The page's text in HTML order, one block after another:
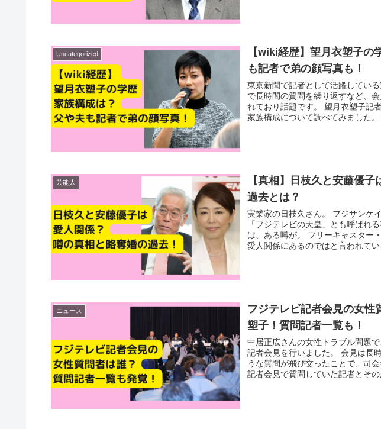
Uncategorized
【wiki経歴】望月衣塑子の
も記者で弟の顔写真も！
東京新聞で記者として活躍してい
で長時間の質問を繰り返すなど、
れており話題です。 望月衣塑子記
家族構成について調べてみました。
芸能人
【真相】日枝久と安藤優
過去とは？
実業家の日枝久さん。 フジサンケ
「フジテレビの天皇」とも呼ばれ
は、ある噂が。 フリーキャスター
愛人関係にあるのではと言われてい
ニュース
フジテレビ記者会見の女性
塑子！質問記者一覧も！
中居正広さんの女性トラブル問題
記者会見を行いました。 会見は長
うな質問が飛び交ったことで、司
記者会見で質問していた記者とその